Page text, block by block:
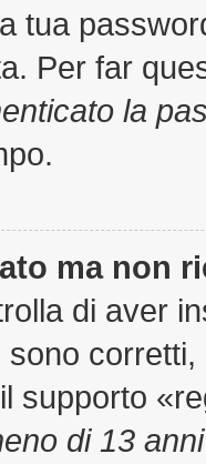
tua
Per far
la
ma non
di aver
sono
supporto
di 13 anni